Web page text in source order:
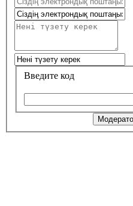
Введите код